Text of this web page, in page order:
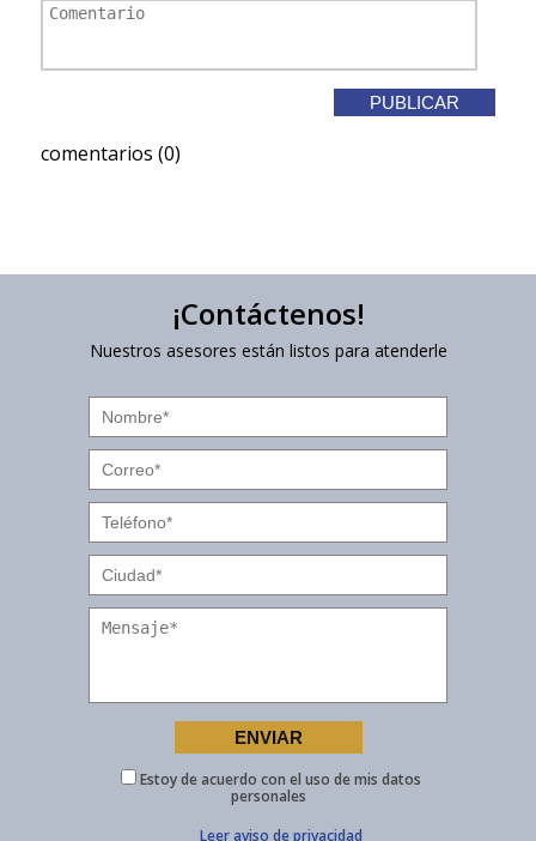
comentarios (0)
¡Contáctenos!
Nuestros asesores están listos para atenderle
Estoy de acuerdo con el uso de mis datos
personales
Leer aviso de privacidad